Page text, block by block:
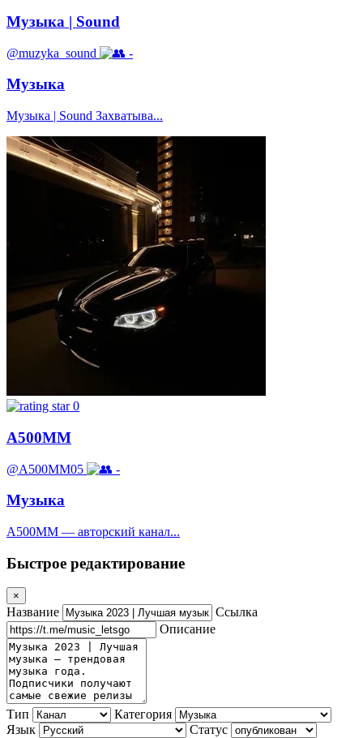
Музыка | Sound
@muzyka_sound -
Музыка
Музыка | Sound Захватыва...
0
А500ММ
@A500MM05 -
Музыка
А500ММ — авторский канал...
Быстрое редактирование
×
Название
Ссылка
Описание
Тип
Категория
Язык
Статус